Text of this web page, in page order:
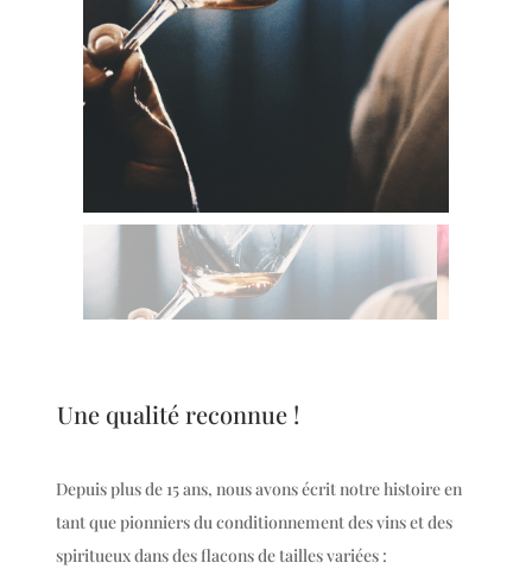
Une qualité reconnue !
Depuis plus de 15 ans, nous avons écrit notre histoire en
tant que pionniers du conditionnement des vins et des
spiritueux dans des flacons de tailles variées :